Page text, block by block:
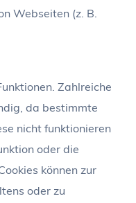
Webseiten (z. B.
Zahlreiche
da bestimmte
nicht funktionieren
oder die
können zur
oder zu